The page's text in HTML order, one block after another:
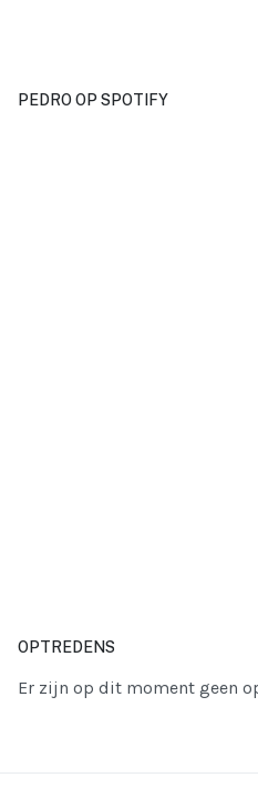
PEDRO OP SPOTIFY
OPTREDENS
Er zijn op dit moment geen